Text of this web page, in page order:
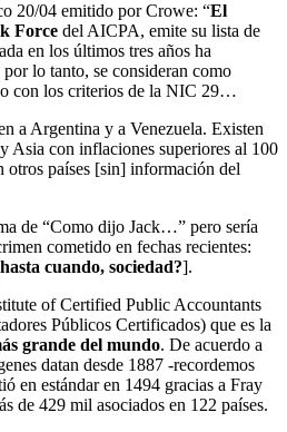
20/04 emitido por Crowe: “El
Force del AICPA, emite su lista de
en los últimos tres años ha
lo tanto, se consideran como
con los criterios de la NIC 29…
a Argentina y a Venezuela. Existen
Asia con inflaciones superiores al 100
países [sin] información del
de “Como dijo Jack…” pero sería
cometido en fechas recientes:
cuando, sociedad?].
of Certified Public Accountants
Públicos Certificados) que es la
grande del mundo. De acuerdo a
datan desde 1887 -recordemos
en estándar en 1494 gracias a Fray
de 429 mil asociados en 122 países.